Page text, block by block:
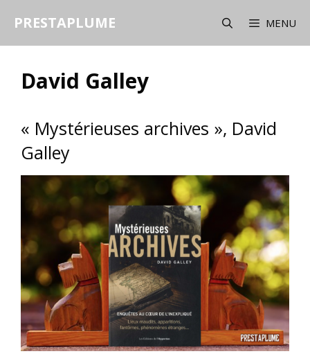
PRESTAPLUME MENU
David Galley
« Mystérieuses archives », David
Galley